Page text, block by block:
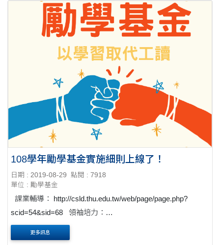
108學年勵學基金實施細則上線了！
日期 : 2019-08-29
點閱 : 7918
單位 : 勵學基金
課業輔導： http://csld.thu.edu.tw/web/page/page.php?
scid=54&sid=68 領袖培力：
http://csld.thu.edu.tw/web/page/page.php?scid=54&sid=64
職涯輔導：http://csld.thu.edu.tw/web/page/page.php?
更多訊息